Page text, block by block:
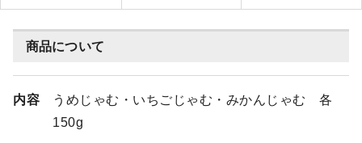
商品について
内容
うめじゃむ・いちごじゃむ・みかんじゃむ 各
150g